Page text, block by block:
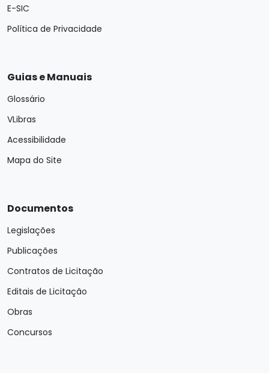
E-SIC
Política de Privacidade
Guias e Manuais
Glossário
VLibras
Acessibilidade
Mapa do Site
Documentos
Legislações
Publicações
Contratos de Licitação
Editais de Licitação
Obras
Concursos